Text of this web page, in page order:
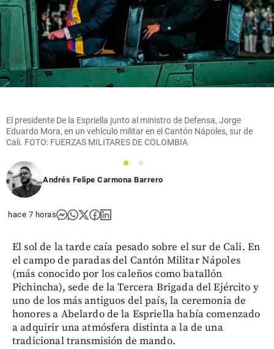
El presidente De la Espriella junto al ministro de Defensa, Jorge
Eduardo Mora, en un vehículo militar en el Cantón Nápoles, sur de
Cali. FOTO: FUERZAS MILITARES DE COLOMBIA
1
2
Andrés Felipe Carmona Barrero
hace 7 horas
El sol de la tarde caía pesado sobre el sur de Cali. En
el campo de paradas del Cantón Militar Nápoles
(más conocido por los caleños como batallón
Pichincha), sede de la Tercera Brigada del Ejército y
uno de los más antiguos del país, la ceremonia de
honores a Abelardo de la Espriella había comenzado
a adquirir una atmósfera distinta a la de una
tradicional transmisión de mando.